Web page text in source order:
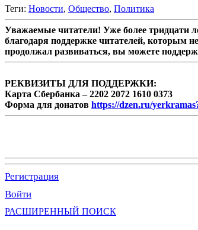
Теги: Новости, Общество, Политика
Уважаемые читатели! Уже более тридцати
благодаря поддержке читателей, которым
продолжал развиваться, вы можете
РЕКВИЗИТЫ ДЛЯ ПОДДЕРЖКИ:
Карта Сбербанка – 2202 2072 1610 0373
Форма для донатов https://dzen.ru/
Регистрация
Войти
РАСШИРЕННЫЙ ПОИСК